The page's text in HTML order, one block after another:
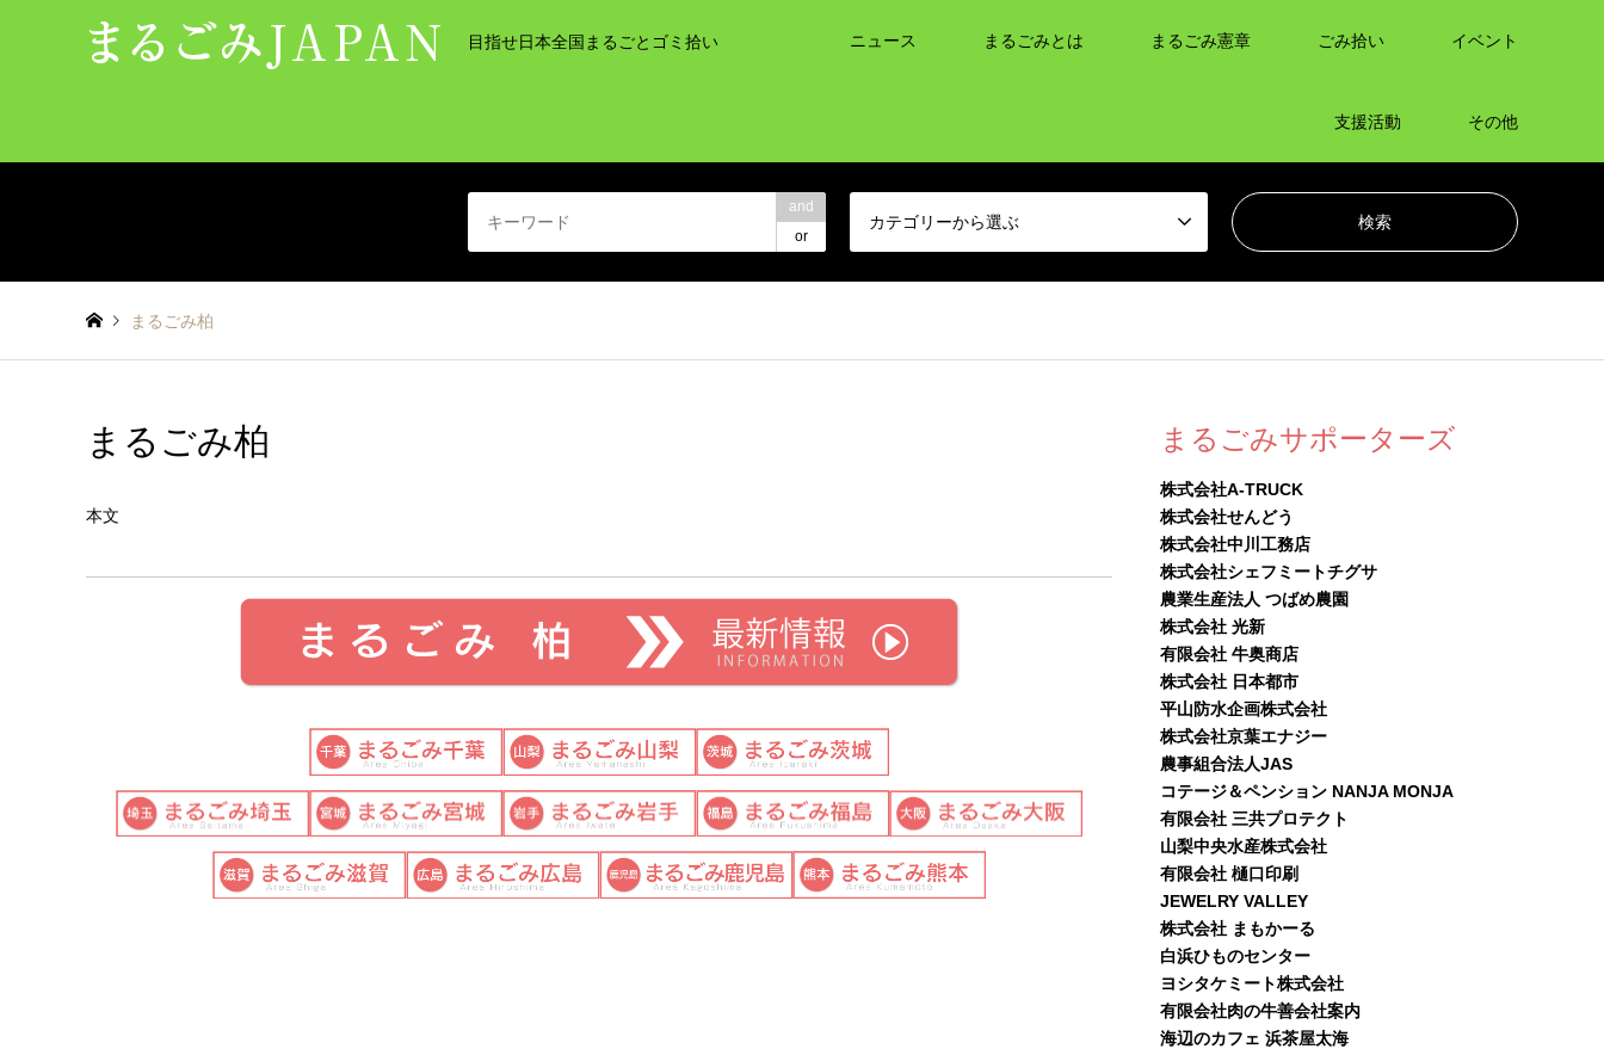
目指せ日本全国まるごとゴミ拾い ニュース まるごみとは まるごみ憲章 ごみ拾い イベント
支援活動 その他
and
or
カテゴリーから選ぶ
まるごみ柏
まるごみ柏
本文
まるごみサポーターズ
株式会社A-TRUCK
株式会社せんどう
株式会社中川工務店
株式会社シェフミートチグサ
農業生産法人 つばめ農園
株式会社 光新
有限会社 牛奥商店
株式会社 日本都市
平山防水企画株式会社
株式会社京葉エナジー
農事組合法人JAS
コテージ＆ペンション NANJA MONJA
有限会社 三共プロテクト
山梨中央水産株式会社
有限会社 樋口印刷
JEWELRY VALLEY
株式会社 まもかーる
白浜ひものセンター
ヨシタケミート株式会社
有限会社肉の牛善会社案内
海辺のカフェ 浜茶屋太海